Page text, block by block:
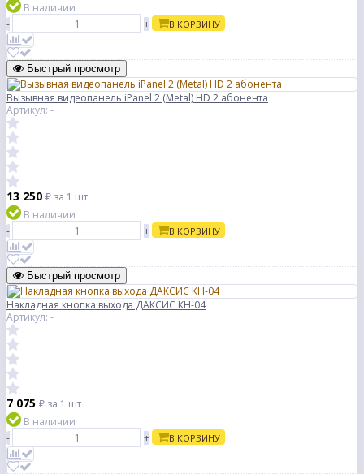
В наличии
-
+ В КОРЗИНУ
Быстрый просмотр
Вызывная видеопанель iPanel 2 (Metal) HD 2 абонента
Артикул: -
13 250 ₽ за 1 шт
В наличии
-
+ В КОРЗИНУ
Быстрый просмотр
Накладная кнопка выхода ДАКСИС КН-04
Артикул: -
7 075 ₽ за 1 шт
В наличии
-
+ В КОРЗИНУ